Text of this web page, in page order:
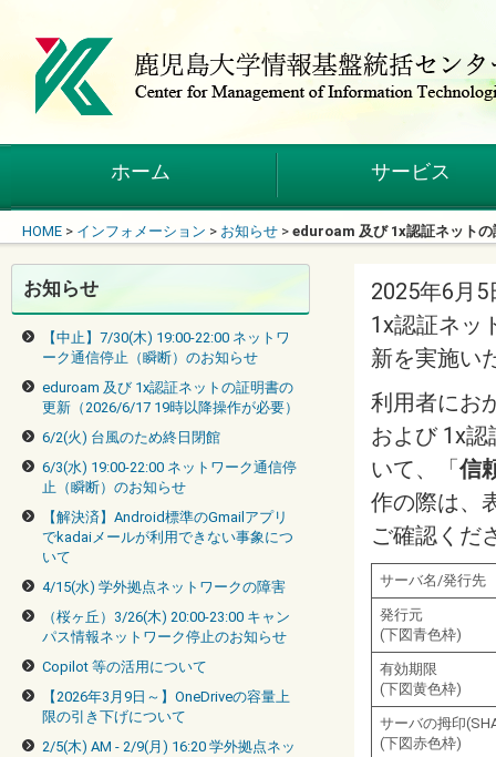
ホーム サービス
HOME > インフォメーション > お知らせ > eduroam 及び 1x認証ネット
2025年6月
1x認証ネッ
新を実施い
利用者にお
および 1x
いて、「信
作の際は、
ご確認くだ
サーバ名/発行先
発行元
(下図青色枠)
有効期限
(下図黄色枠)
サーバの拇印
(下図赤色枠)
お知らせ
【中止】7/30(木) 19:00-22:00 ネットワ
ーク通信停止（瞬断）のお知らせ
eduroam 及び 1x認証ネットの証明書の
更新（2026/6/17 19時以降操作が必要）
6/2(火) 台風のため終日閉館
6/3(水) 19:00-22:00 ネットワーク通信停
止（瞬断）のお知らせ
【解決済】Android標準のGmailアプリ
でkadaiメールが利用できない事象につ
いて
4/15(水) 学外拠点ネットワークの障害
（桜ヶ丘）3/26(木) 20:00-23:00 キャン
パス情報ネットワーク停止のお知らせ
Copilot 等の活用について
【2026年3月9日～】OneDriveの容量上
限の引き下げについて
2/5(木) AM - 2/9(月) 16:20 学外拠点ネッ